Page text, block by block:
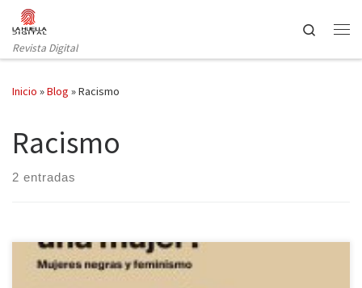
Saltar al contenido
Revista Digital
Search
Inicio »Blog »Racismo
Racismo
2 entradas